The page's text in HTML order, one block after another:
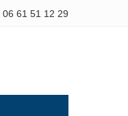
06 61 51 12 29